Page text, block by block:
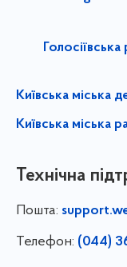
Київська міська
Київська міська
Технічна
Пошта:
Телефон: (044)